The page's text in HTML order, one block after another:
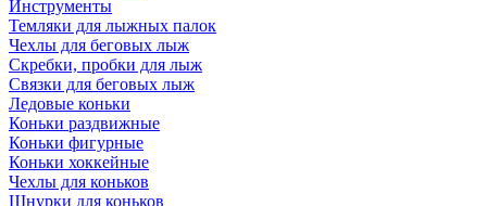
Инструменты
Темляки для лыжных палок
Чехлы для беговых лыж
Скребки, пробки для лыж
Связки для беговых лыж
Ледовые коньки
Коньки раздвижные
Коньки фигурные
Коньки хоккейные
Чехлы для коньков
Шнурки для коньков